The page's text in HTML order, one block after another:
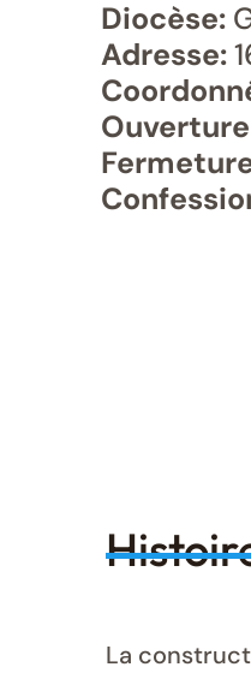
Diocèse:
Adresse:
La